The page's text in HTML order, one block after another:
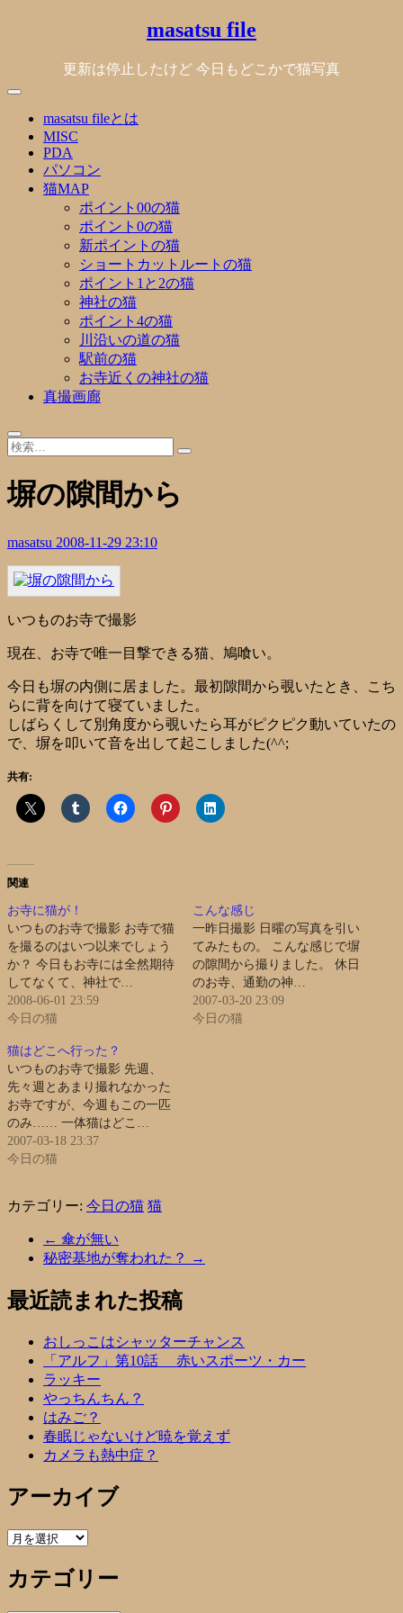
masatsu file
更新は停止したけど 今日もどこかで猫写真
masatsu fileとは
MISC
PDA
パソコン
猫MAP
ポイント00の猫
ポイント0の猫
新ポイントの猫
ショートカットルートの猫
ポイント1と2の猫
神社の猫
ポイント4の猫
川沿いの道の猫
駅前の猫
お寺近くの神社の猫
真撮画廊
塀の隙間から
masatsu 2008-11-29 23:10
いつものお寺で撮影
現在、お寺で唯一目撃できる猫、鳩喰い。
今日も塀の内側に居ました。最初隙間から覗いたとき、こち
らに背を向けて寝ていました。
しばらくして別角度から覗いたら耳がピクピク動いていたの
で、塀を叩いて音を出して起こしました(^^;
共有:
関連
お寺に猫が！
いつものお寺で撮影 お寺で猫
を撮るのはいつ以来でしょう
か？ 今日もお寺には全然期待
してなくて、神社で…
2008-06-01 23:59
今日の猫
こんな感じ
一昨日撮影 日曜の写真を引い
てみたもの。 こんな感じで塀
の隙間から撮りました。 休日
のお寺、通勤の神…
2007-03-20 23:09
今日の猫
猫はどこへ行った？
いつものお寺で撮影 先週、
先々週とあまり撮れなかった
お寺ですが、今週もこの一匹
のみ…… 一体猫はどこ…
2007-03-18 23:37
今日の猫
カテゴリー: 今日の猫 猫
← 傘が無い
秘密基地が奪われた？
→
最近読まれた投稿
おしっこはシャッターチャンス
「アルフ」第10話 赤いスポーツ・カー
ラッキー
やっちんちん？
はみご？
春眠じゃないけど暁を覚えず
カメラも熱中症？
アーカイブ
ア
カ
イ
カテゴリー